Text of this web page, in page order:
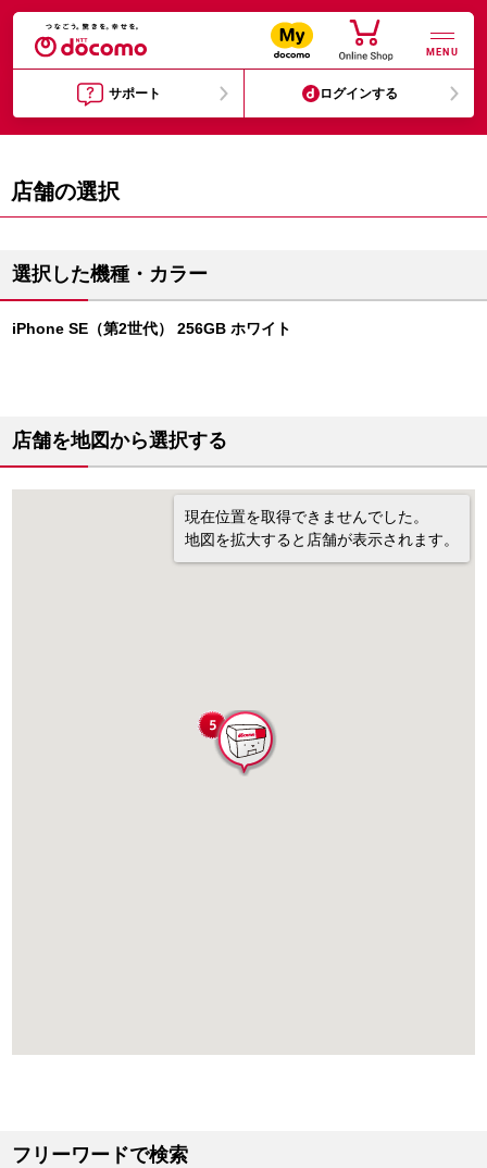
MENU
サポート ログインする
店舗の選択
選択した機種・カラー
iPhone SE（第2世代） 256GB ホワイト
店舗を地図から選択する
現在位置を取得できませんでした。
地図を拡大すると店舗が表示されます。
フリーワードで検索